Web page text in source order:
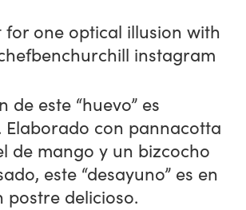
de este “huevo” es
Elaborado con pannacotta
de mango y un bizcocho
este “desayuno” es en
postre delicioso.